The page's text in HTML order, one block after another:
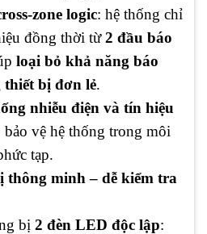
zone logic: hệ thống chỉ
đồng thời từ2 đầu báo
loại bỏ khả năng báo
thiết bị đơn lẻ.
nhiễu điện và tín hiệu
bảo vệ hệ thống trong môi
tạp.
thông minh – dễ kiểm tra
bị 2 đèn LED độc lập: